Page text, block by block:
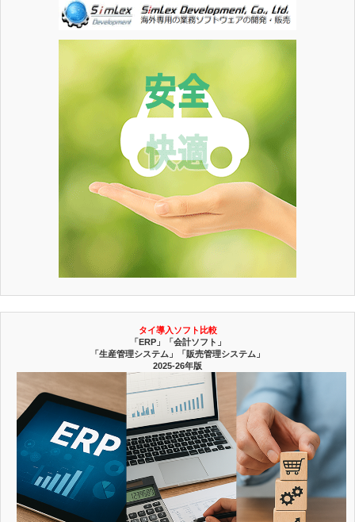
タイ導入ソフト比較
「ERP」「会計ソフト」
「生産管理システム」「販売管理システム」
2025-26年版